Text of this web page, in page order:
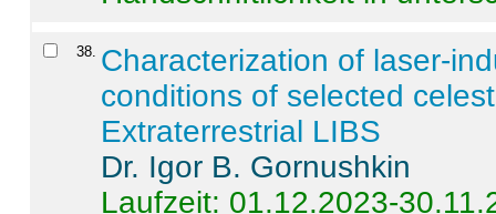
38. Characterization of laser-
conditions of selected
Extraterrestrial LIBS
Dr. Igor B. Gornushkin
Laufzeit: 01.12.2023-